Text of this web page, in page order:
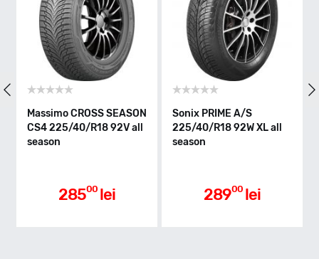
Indice greutate
Massimo CROSS SEASON
CS4 225/40/R18 92V all
season
28500 lei
Sonix PRIME A/S
225/40/R18 92W XL all
season
28900 lei